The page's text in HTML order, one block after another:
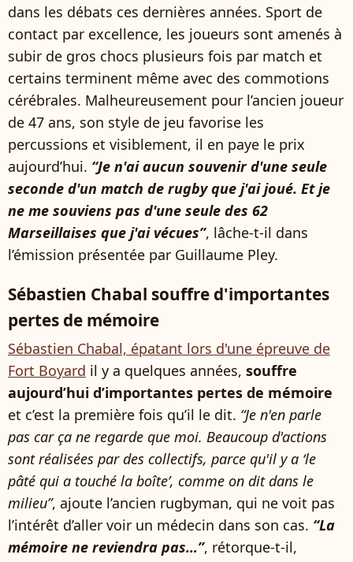
dans les débats ces dernières années. Sport de
contact par excellence, les joueurs sont amenés à
subir de gros chocs plusieurs fois par match et
certains terminent même avec des commotions
cérébrales. Malheureusement pour l’ancien joueur
de 47 ans, son style de jeu favorise les
percussions et visiblement, il en paye le prix
aujourd’hui. “Je n'ai aucun souvenir d'une seule
seconde d'un match de rugby que j'ai joué. Et je
ne me souviens pas d'une seule des 62
Marseillaises que j'ai vécues”, lâche-t-il dans
l’émission présentée par Guillaume Pley.
Sébastien Chabal souffre d'importantes
pertes de mémoire
Sébastien Chabal, épatant lors d'une épreuve de
Fort Boyard il y a quelques années, souffre
aujourd’hui d’importantes pertes de mémoire
et c’est la première fois qu’il le dit. “Je n'en parle
pas car ça ne regarde que moi. Beaucoup d'actions
sont réalisées par des collectifs, parce qu'il y a ‘le
pâté qui a touché la boîte’, comme on dit dans le
milieu”, ajoute l’ancien rugbyman, qui ne voit pas
l’intérêt d’aller voir un médecin dans son cas. “La
mémoire ne reviendra pas…”, rétorque-t-il,